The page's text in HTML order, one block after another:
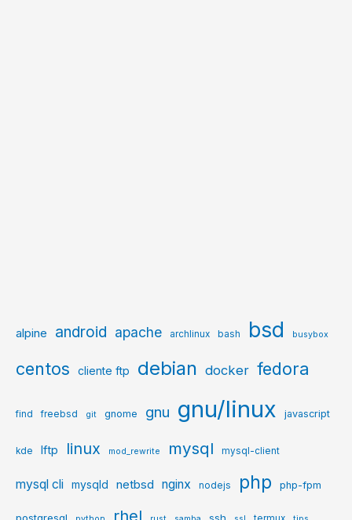
alpine android apache archlinux bash bsd busybox
centos cliente ftp debian docker fedora
find freebsd git gnome gnu gnu/linux javascript
kde lftp linux mod_rewrite mysql mysql-client
mysql cli mysqld netbsd nginx nodejs php php-fpm
rhel